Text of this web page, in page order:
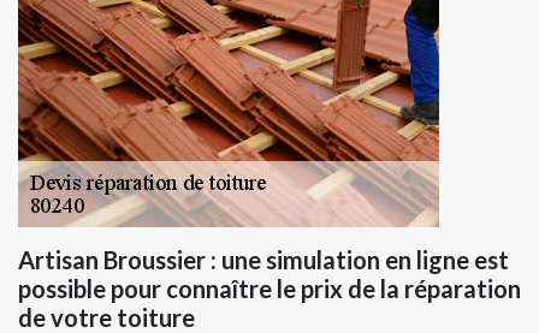
Artisan Broussier : une simulation en ligne est
possible pour connaître le prix de la réparation
de votre toiture